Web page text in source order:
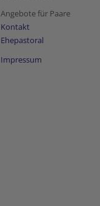
Angebote für Paare
Kontakt
Ehepastoral
Impressum